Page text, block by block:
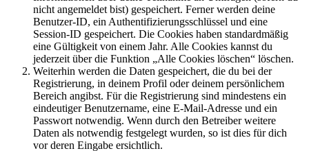
nicht angemeldet bist) gespeichert. Ferner werden deine
Benutzer-ID, ein Authentifizierungsschlüssel und eine
Session-ID gespeichert. Die Cookies haben standardmäßig
eine Gültigkeit von einem Jahr. Alle Cookies kannst du
jederzeit über die Funktion „Alle Cookies löschen“ löschen.
Weiterhin werden die Daten gespeichert, die du bei der
Registrierung, in deinem Profil oder deinem persönlichem
Bereich angibst. Für die Registrierung sind mindestens ein
eindeutiger Benutzername, eine E-Mail-Adresse und ein
Passwort notwendig. Wenn durch den Betreiber weitere
Daten als notwendig festgelegt wurden, so ist dies für dich
vor deren Eingabe ersichtlich.